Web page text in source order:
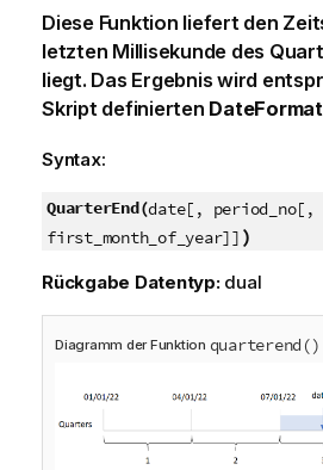
Diese Funktion liefert den
letzten Millisekunde des
liegt. Das Ergebnis wird
Skript definierten DateFormat
Syntax:
QuarterEnd(date[, period_no[,
first_month_of_year]] )
Rückgabe Datentyp: dual
Diagramm der Funktion quarterend()